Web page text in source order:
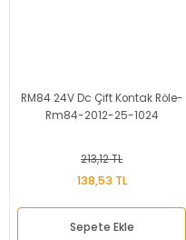
RM84 24V Dc Çift Kontak Röle-
Rm84-2012-25-1024
213,12 TL
138,53 TL
Sepete Ekle